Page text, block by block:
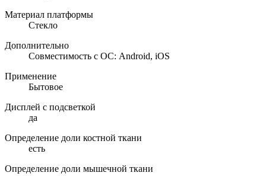
Материал платформы
Стекло
Дополнительно
Совместимость с ОС: Android, iOS
Применение
Бытовое
Дисплей с подсветкой
да
Определение доли костной ткани
есть
Определение доли мышечной ткани